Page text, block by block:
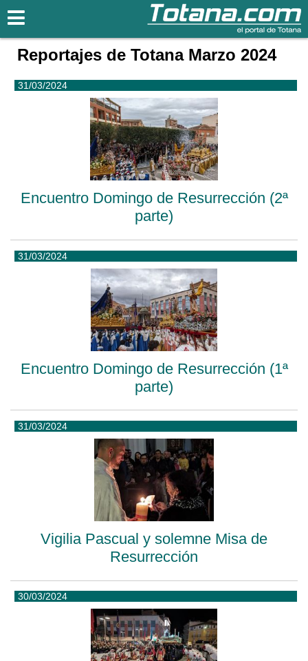
Reportajes de Totana Marzo 2024
31/03/2024
Encuentro Domingo de Resurrección (2ª
parte)
31/03/2024
Encuentro Domingo de Resurrección (1ª
parte)
31/03/2024
Vigilia Pascual y solemne Misa de
Resurrección
30/03/2024